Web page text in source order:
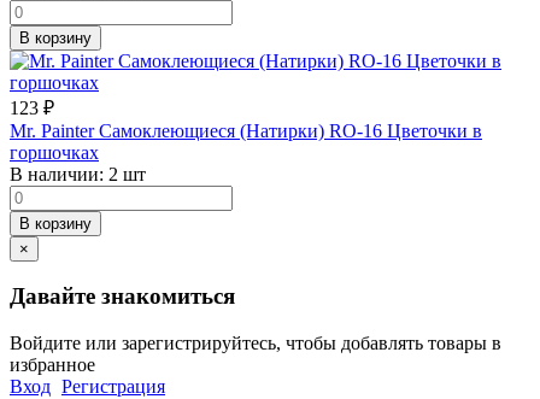
В корзину
123 ₽
Mr. Painter Самоклеющиеся (Натирки) RO-16 Цветочки в
горшочках
В наличии: 2 шт
В корзину
×
Давайте знакомиться
Войдите или зарегистрируйтесь, чтобы добавлять товары в
избранное
Вход Регистрация